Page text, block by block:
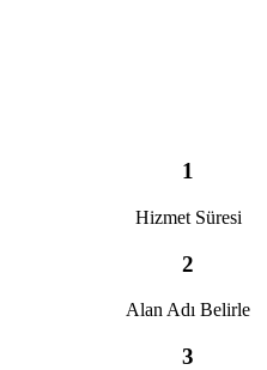
1
Hizmet Süresi
2
Alan Adı Belirle
3